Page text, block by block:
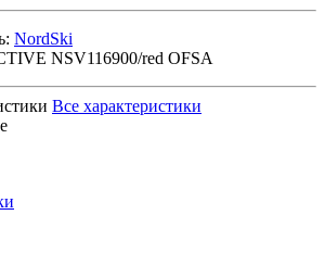
NordSki
NSV116900/red OFSA
Все характеристики